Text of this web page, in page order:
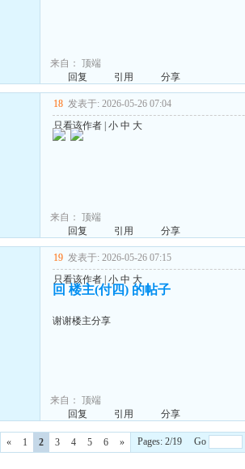
来自： 顶端
回复
引用 分享
18 发表于: 2026-05-26 07:04
只看该作者 小 中 大
来自： 顶端
回复
引用 分享
19 发表于: 2026-05-26 07:15
只看该作者 小 中 大
回 楼主(付四) 的帖子
谢谢楼主分享
来自： 顶端
回复
引用 分享
« 1 2 3 4 5 6 » Pages: 2/19 Go